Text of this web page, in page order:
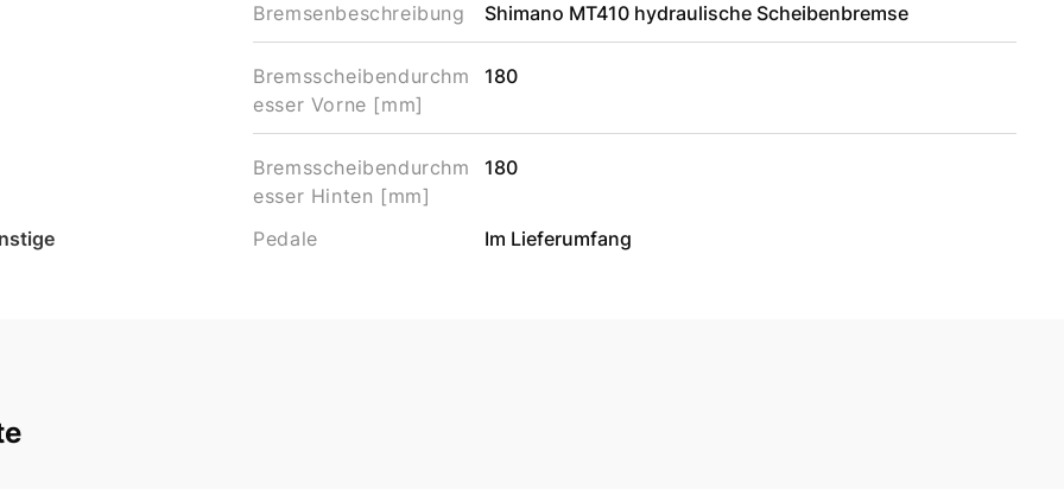
Bremsenbeschreibung Shimano MT410 hydraulische Scheibenbremse
Bremsscheibendurchm
esser Vorne [mm]
180
Bremsscheibendurchm
esser Hinten [mm]
180
Pedale Im Lieferumfang